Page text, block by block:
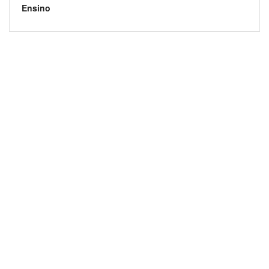
Ensino